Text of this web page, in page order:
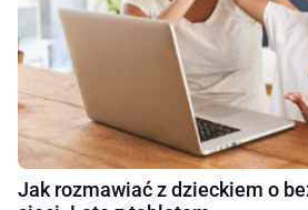
Jak rozmawiać z dzieckiem o